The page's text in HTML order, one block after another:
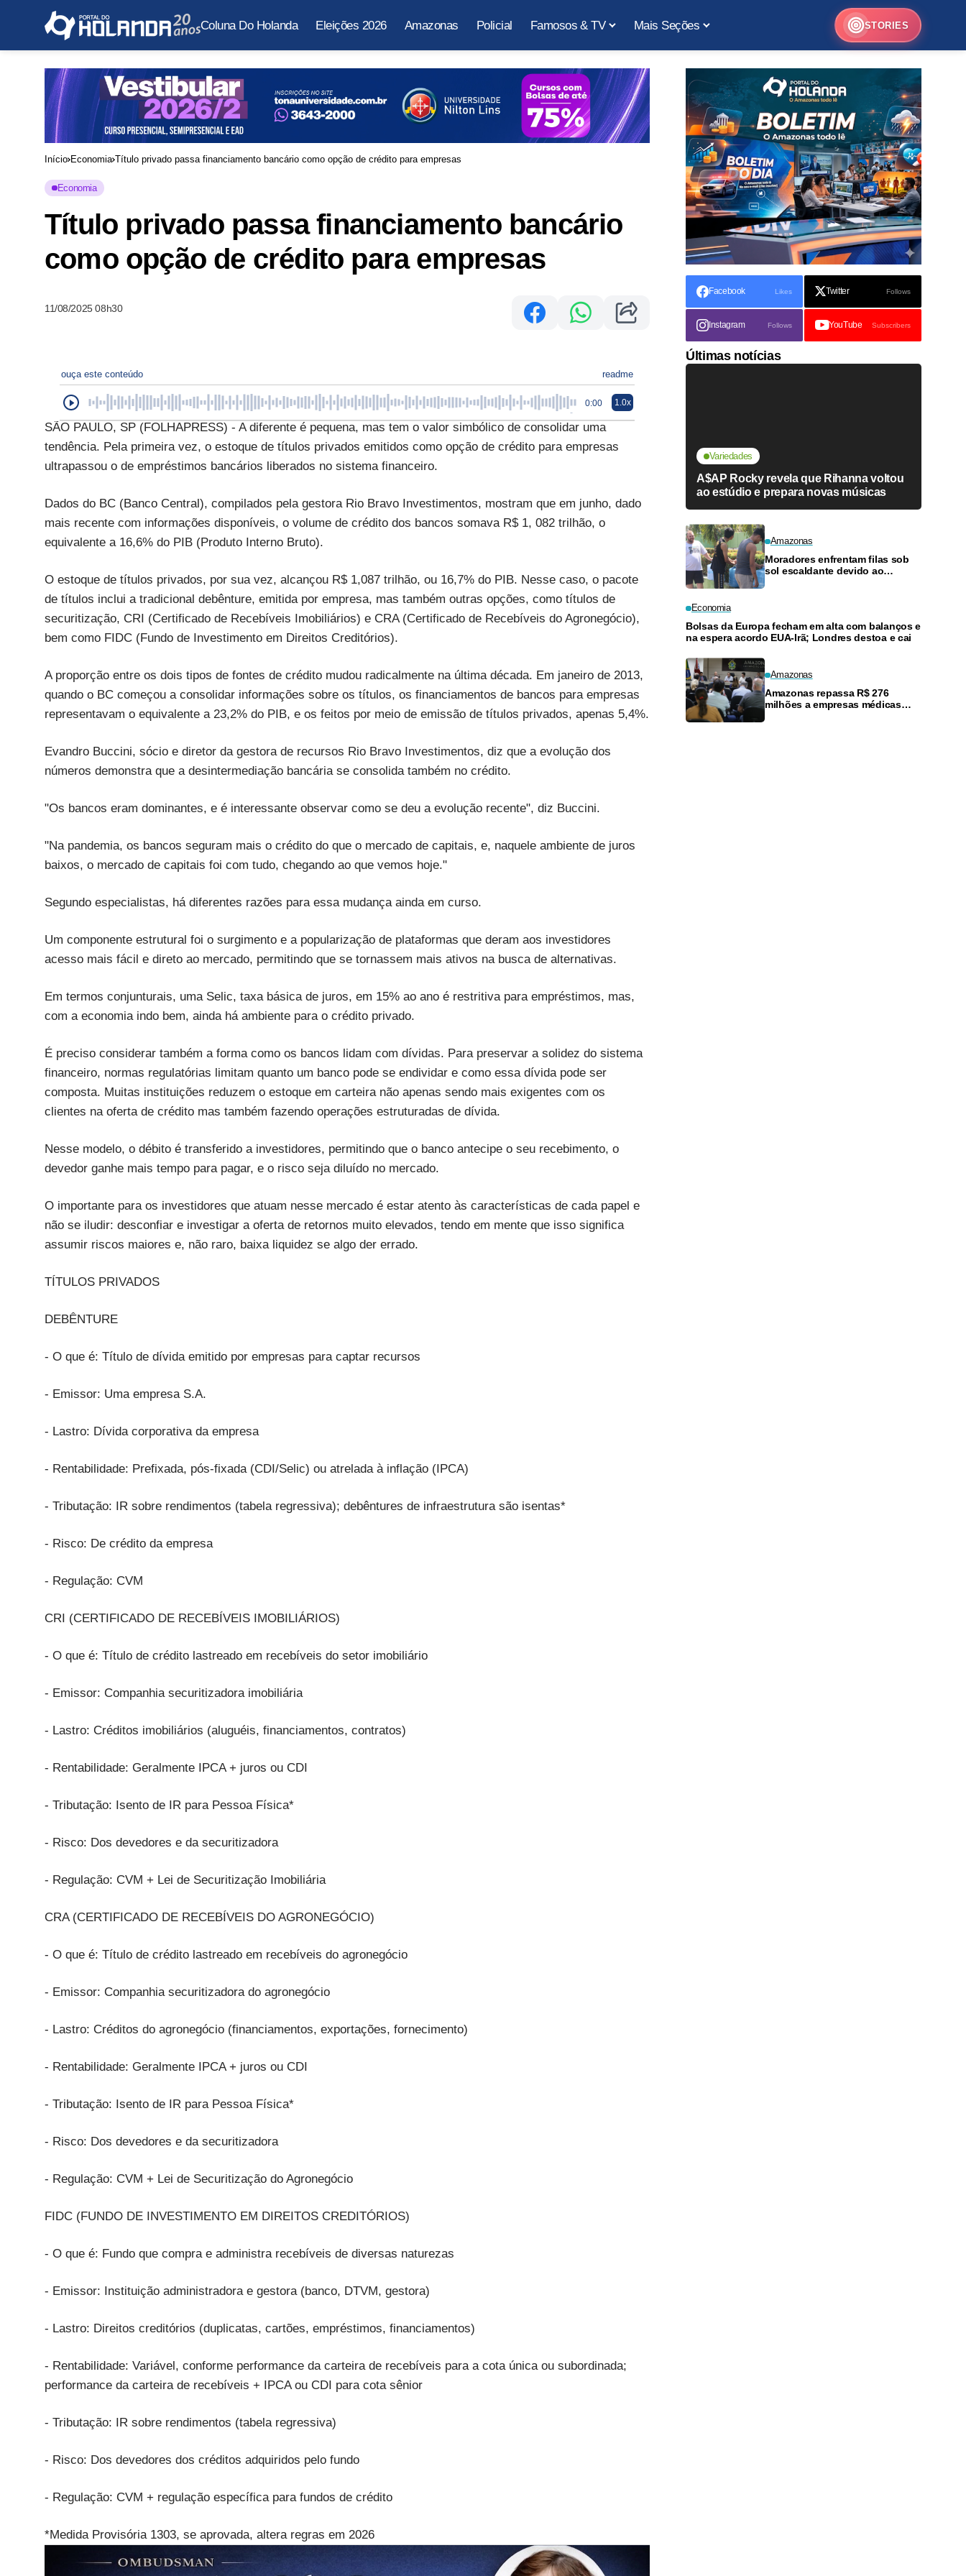
Coluna Do Holanda Eleições 2026 Amazonas Policial Famosos & TV Mais Seções STORIES
Início Economia Título privado passa financiamento bancário como opção de crédito para empresas
Economia
Título privado passa financiamento bancário
como opção de crédito para empresas
11/08/2025 08h30
ouça este conteúdo readme
0:00 1.0x
SÃO PAULO, SP (FOLHAPRESS) - A diferente é pequena, mas tem o valor simbólico de consolidar uma
tendência. Pela primeira vez, o estoque de títulos privados emitidos como opção de crédito para empresas
ultrapassou o de empréstimos bancários liberados no sistema financeiro.
Dados do BC (Banco Central), compilados pela gestora Rio Bravo Investimentos, mostram que em junho, dado
mais recente com informações disponíveis, o volume de crédito dos bancos somava R$ 1, 082 trilhão, o
equivalente a 16,6% do PIB (Produto Interno Bruto).
O estoque de títulos privados, por sua vez, alcançou R$ 1,087 trilhão, ou 16,7% do PIB. Nesse caso, o pacote
de títulos inclui a tradicional debênture, emitida por empresa, mas também outras opções, como títulos de
securitização, CRI (Certificado de Recebíveis Imobiliários) e CRA (Certificado de Recebíveis do Agronegócio),
bem como FIDC (Fundo de Investimento em Direitos Creditórios).
A proporção entre os dois tipos de fontes de crédito mudou radicalmente na última década. Em janeiro de 2013,
quando o BC começou a consolidar informações sobre os títulos, os financiamentos de bancos para empresas
representavam o equivalente a 23,2% do PIB, e os feitos por meio de emissão de títulos privados, apenas 5,4%.
Evandro Buccini, sócio e diretor da gestora de recursos Rio Bravo Investimentos, diz que a evolução dos
números demonstra que a desintermediação bancária se consolida também no crédito.
"Os bancos eram dominantes, e é interessante observar como se deu a evolução recente", diz Buccini.
"Na pandemia, os bancos seguram mais o crédito do que o mercado de capitais, e, naquele ambiente de juros
baixos, o mercado de capitais foi com tudo, chegando ao que vemos hoje."
Segundo especialistas, há diferentes razões para essa mudança ainda em curso.
Um componente estrutural foi o surgimento e a popularização de plataformas que deram aos investidores
acesso mais fácil e direto ao mercado, permitindo que se tornassem mais ativos na busca de alternativas.
Em termos conjunturais, uma Selic, taxa básica de juros, em 15% ao ano é restritiva para empréstimos, mas,
com a economia indo bem, ainda há ambiente para o crédito privado.
É preciso considerar também a forma como os bancos lidam com dívidas. Para preservar a solidez do sistema
financeiro, normas regulatórias limitam quanto um banco pode se endividar e como essa dívida pode ser
composta. Muitas instituições reduzem o estoque em carteira não apenas sendo mais exigentes com os
clientes na oferta de crédito mas também fazendo operações estruturadas de dívida.
Nesse modelo, o débito é transferido a investidores, permitindo que o banco antecipe o seu recebimento, o
devedor ganhe mais tempo para pagar, e o risco seja diluído no mercado.
O importante para os investidores que atuam nesse mercado é estar atento às características de cada papel e
não se iludir: desconfiar e investigar a oferta de retornos muito elevados, tendo em mente que isso significa
assumir riscos maiores e, não raro, baixa liquidez se algo der errado.
TÍTULOS PRIVADOS
DEBÊNTURE
- O que é: Título de dívida emitido por empresas para captar recursos
- Emissor: Uma empresa S.A.
- Lastro: Dívida corporativa da empresa
- Rentabilidade: Prefixada, pós-fixada (CDI/Selic) ou atrelada à inflação (IPCA)
- Tributação: IR sobre rendimentos (tabela regressiva); debêntures de infraestrutura são isentas*
- Risco: De crédito da empresa
- Regulação: CVM
CRI (CERTIFICADO DE RECEBÍVEIS IMOBILIÁRIOS)
- O que é: Título de crédito lastreado em recebíveis do setor imobiliário
- Emissor: Companhia securitizadora imobiliária
- Lastro: Créditos imobiliários (aluguéis, financiamentos, contratos)
- Rentabilidade: Geralmente IPCA + juros ou CDI
- Tributação: Isento de IR para Pessoa Física*
- Risco: Dos devedores e da securitizadora
- Regulação: CVM + Lei de Securitização Imobiliária
CRA (CERTIFICADO DE RECEBÍVEIS DO AGRONEGÓCIO)
- O que é: Título de crédito lastreado em recebíveis do agronegócio
- Emissor: Companhia securitizadora do agronegócio
- Lastro: Créditos do agronegócio (financiamentos, exportações, fornecimento)
- Rentabilidade: Geralmente IPCA + juros ou CDI
- Tributação: Isento de IR para Pessoa Física*
- Risco: Dos devedores e da securitizadora
- Regulação: CVM + Lei de Securitização do Agronegócio
FIDC (FUNDO DE INVESTIMENTO EM DIREITOS CREDITÓRIOS)
- O que é: Fundo que compra e administra recebíveis de diversas naturezas
- Emissor: Instituição administradora e gestora (banco, DTVM, gestora)
- Lastro: Direitos creditórios (duplicatas, cartões, empréstimos, financiamentos)
- Rentabilidade: Variável, conforme performance da carteira de recebíveis para a cota única ou subordinada;
performance da carteira de recebíveis + IPCA ou CDI para cota sênior
- Tributação: IR sobre rendimentos (tabela regressiva)
- Risco: Dos devedores dos créditos adquiridos pelo fundo
- Regulação: CVM + regulação específica para fundos de crédito
*Medida Provisória 1303, se aprovada, altera regras em 2026
Facebook Likes Twitter Follows
Instagram Follows YouTube Subscribers
Últimas notícias
Variedades
A$AP Rocky revela que Rihanna voltou
ao estúdio e prepara novas músicas
Amazonas
Moradores enfrentam filas sob
sol escaldante devido ao
Economia
Bolsas da Europa fecham em alta com balanços e
na espera acordo EUA-Irã; Londres destoa e cai
Amazonas
Amazonas repassa R$ 276
milhões a empresas médicas